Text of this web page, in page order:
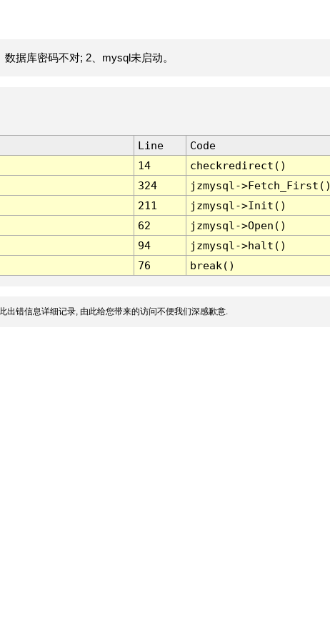
据库密码不对; 2、mysql未启动。
Line
Code
14
checkredirect()
324
jzmysql-
211
jzmysql->Init()
62
jzmysql->Open()
94
jzmysql->halt()
76 break()
出错信息详细记录, 由此给您带来的访问不便我们深感歉意.